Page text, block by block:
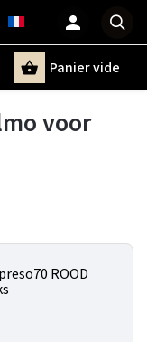
Panier vide
voor
ROOD